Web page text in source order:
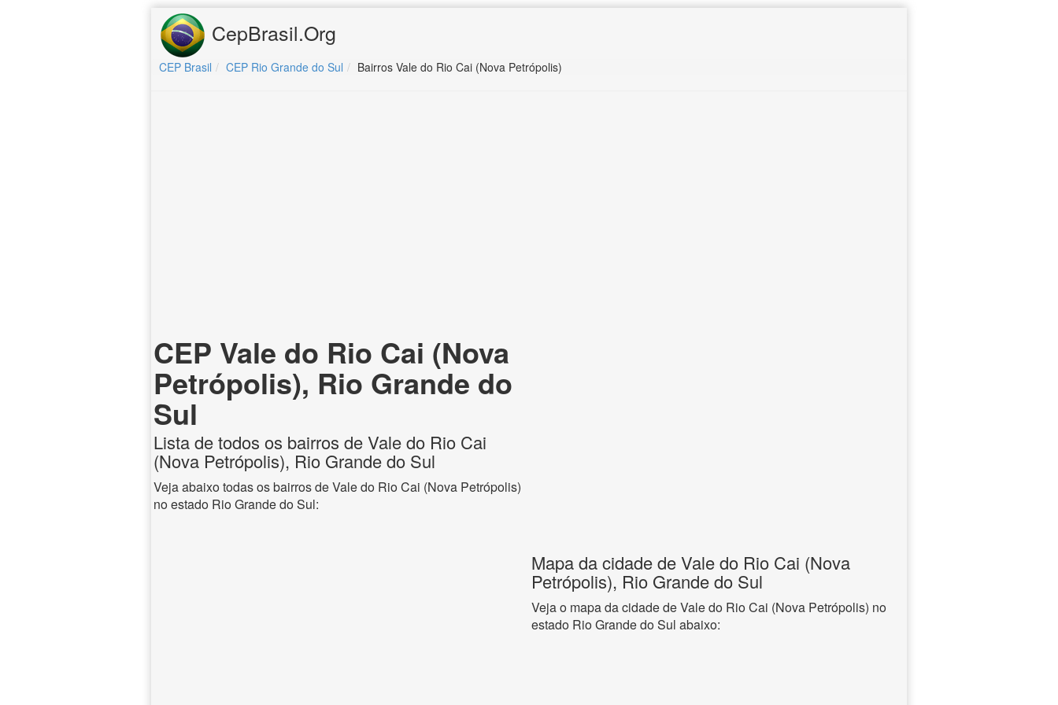
CepBrasil.Org
CEP Brasil CEP Rio Grande do Sul Bairros Vale do Rio Cai (Nova Petrópolis)
CEP Vale do Rio Cai (Nova
Petrópolis), Rio Grande do
Sul
Lista de todos os bairros de Vale do Rio Cai
(Nova Petrópolis), Rio Grande do Sul
Veja abaixo todas os bairros de Vale do Rio Cai (Nova Petrópolis)
no estado Rio Grande do Sul:
Mapa da cidade de Vale do Rio Cai (Nova
Petrópolis), Rio Grande do Sul
Veja o mapa da cidade de Vale do Rio Cai (Nova Petrópolis) no
estado Rio Grande do Sul abaixo: